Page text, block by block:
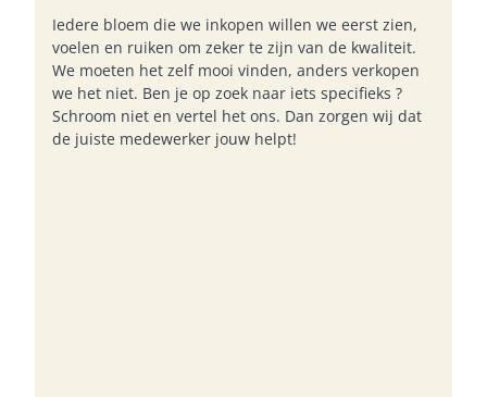
Iedere bloem die we inkopen willen we eerst zien,
voelen en ruiken om zeker te zijn van de kwaliteit.
We moeten het zelf mooi vinden, anders verkopen
we het niet. Ben je op zoek naar iets specifieks ?
Schroom niet en vertel het ons. Dan zorgen wij dat
de juiste medewerker jouw helpt!